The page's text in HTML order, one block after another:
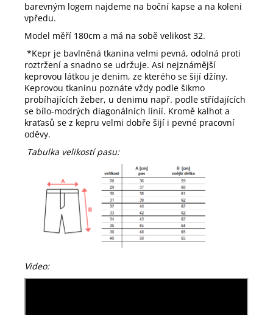
barevným logem najdeme na boční kapse a na koleni
vpředu.
Model měří 180cm a má na sobě velikost 32.
*Kepr je bavlněná tkanina velmi pevná, odolná proti
roztržení a snadno se udržuje. Asi nejznámější
keprovou látkou je denim, ze kterého se šijí džíny.
Keprovou tkaninu poznáte vždy podle šikmo
probíhajících žeber, u denimu např. podle střídajících
se bílo-modrých diagonálních linií. Kromě kalhot a
kraťasů se z kepru velmi dobře šijí i pevné pracovní
oděvy.
Tabulka velikostí pasu:
Video: